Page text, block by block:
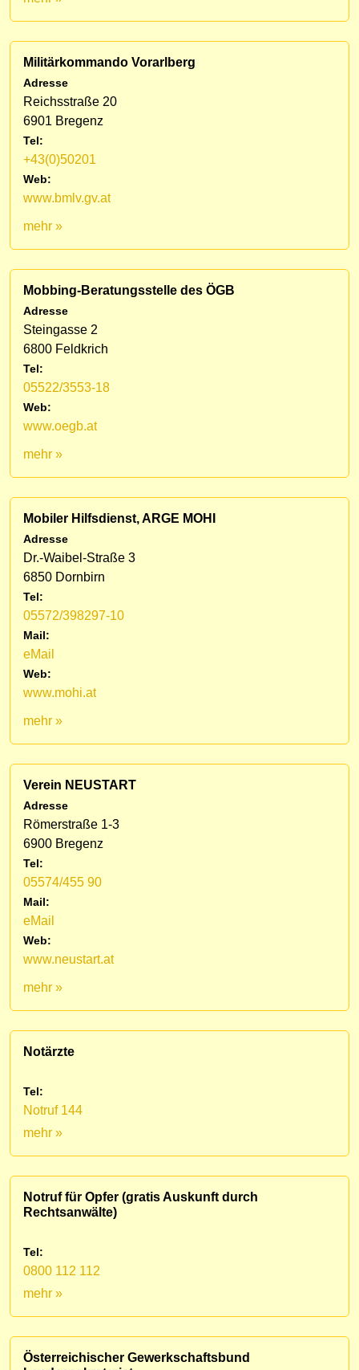
Militärkommando Vorarlberg
Adresse
Reichsstraße 20
6901 Bregenz
Tel:
+43(0)50201
Web:
www.bmlv.gv.at
mehr »
Mobbing-Beratungsstelle des ÖGB
Adresse
Steingasse 2
6800 Feldkrich
Tel:
05522/3553-18
Web:
www.oegb.at
mehr »
Mobiler Hilfsdienst, ARGE MOHI
Adresse
Dr.-Waibel-Straße 3
6850 Dornbirn
Tel:
05572/398297-10
Mail:
eMail
Web:
www.mohi.at
mehr »
Verein NEUSTART
Adresse
Römerstraße 1-3
6900 Bregenz
Tel:
05574/455 90
Mail:
eMail
Web:
www.neustart.at
mehr »
Notärzte
Tel:
Notruf 144
mehr »
Notruf für Opfer (gratis Auskunft durch
Rechtsanwälte)
Tel:
0800 112 112
mehr »
Österreichischer Gewerkschaftsbund